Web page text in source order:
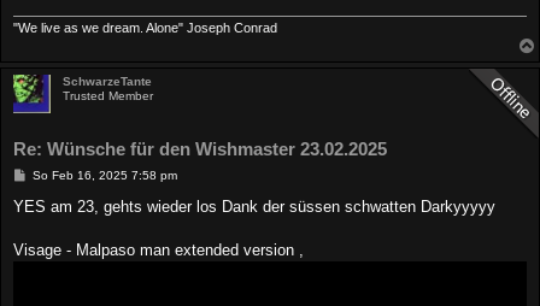
"We live as we dream. Alone" Joseph Conrad
SchwarzeTante
Trusted Member
Re: Wünsche für den Wishmaster 23.02.2025
B
i
a
So Feb 16, 2025 7:58 pm
YES am 23, gehts wieder los Dank der süssen schwatten Darkyyyyy
Visage - Malpaso man extended version ,